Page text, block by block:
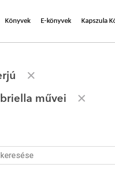
Könyvek E-könyvek Kapszula
művei